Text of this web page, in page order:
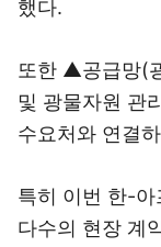
했다.
또한 ▲공급망(
및 광물자원 관
수요처와 연결
특히 이번 한-아
다수의 현장 계